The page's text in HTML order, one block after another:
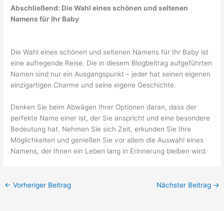
Abschließend: Die Wahl eines schönen und seltenen
Namens für Ihr Baby
Die Wahl eines schönen und seltenen Namens für Ihr Baby ist
eine aufregende Reise. Die in diesem Blogbeitrag aufgeführten
Namen sind nur ein Ausgangspunkt – jeder hat seinen eigenen
einzigartigen Charme und seine eigene Geschichte.
Denken Sie beim Abwägen Ihrer Optionen daran, dass der
perfekte Name einer ist, der Sie anspricht und eine besondere
Bedeutung hat. Nehmen Sie sich Zeit, erkunden Sie Ihre
Möglichkeiten und genießen Sie vor allem die Auswahl eines
Namens, der Ihnen ein Leben lang in Erinnerung bleiben wird.
← Vorheriger Beitrag Nächster Beitrag →